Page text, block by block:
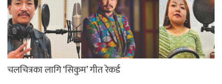
चलचित्रका लागि ‘सिकुम’ गीत रेकर्ड